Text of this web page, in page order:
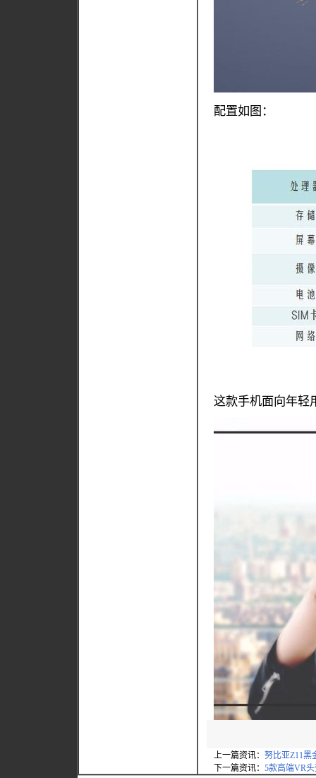
配置如图：
这款手机面向年轻
上一篇资讯： 努比亚Z11黑
下一篇资讯： 5款高端VR